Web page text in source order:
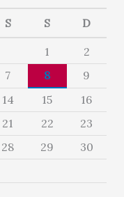
S S D
1
2
7 8
9
14 15
16
21 22
23
28 29
30